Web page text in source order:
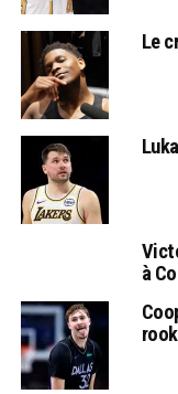
Le
à